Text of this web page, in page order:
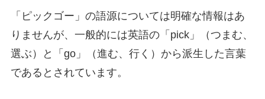
「ピックゴー」の語源については明確な情報はあ
りませんが、一般的には英語の「pick」（つまむ、
選ぶ）と「go」（進む、行く）から派生した言葉
であるとされています。